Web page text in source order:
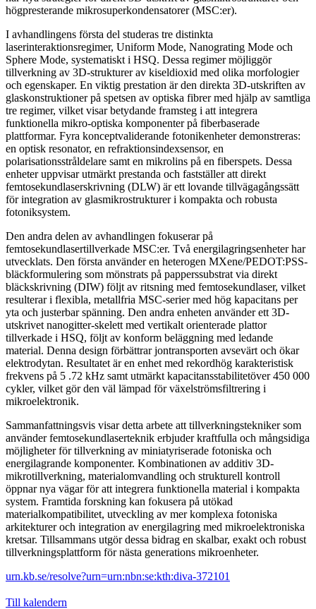
högpresterande mikrosuperkondensatorer (MSC:er).
I avhandlingens första del studeras tre distinkta
laserinteraktionsregimer, Uniform Mode, Nanograting Mode och
Sphere Mode, systematiskt i HSQ. Dessa regimer möjliggör
tillverkning av 3D-strukturer av kiseldioxid med olika morfologier
och egenskaper. En viktig prestation är den direkta 3D-utskriften av
glaskonstruktioner på spetsen av optiska fibrer med hjälp av samtliga
tre regimer, vilket visar betydande framsteg i att integrera
funktionella mikro-optiska komponenter på fiberbaserade
plattformar. Fyra konceptvaliderande fotonikenheter demonstreras:
en optisk resonator, en refraktionsindexsensor, en
polarisationsstråldelare samt en mikrolins på en fiberspets. Dessa
enheter uppvisar utmärkt prestanda och fastställer att direkt
femtosekundlaserskrivning (DLW) är ett lovande tillvägagångssätt
för integration av glasmikrostrukturer i kompakta och robusta
fotoniksystem.
Den andra delen av avhandlingen fokuserar på
femtosekundlasertillverkade MSC:er. Två energilagringsenheter har
utvecklats. Den första använder en heterogen MXene/PEDOT:PSS-
bläckformulering som mönstrats på papperssubstrat via direkt
bläckskrivning (DIW) följt av ritsning med femtosekundlaser, vilket
resulterar i flexibla, metallfria MSC-serier med hög kapacitans per
yta och justerbar spänning. Den andra enheten använder ett 3D-
utskrivet nanogitter-skelett med vertikalt orienterade plattor
tillverkade i HSQ, följt av konform beläggning med ledande
material. Denna design förbättrar jontransporten avsevärt och ökar
elektrodytan. Resultatet är en enhet med rekordhög karakteristisk
frekvens på 5 .72 kHz samt utmärkt kapacitansstabilitetöver 450 000
cykler, vilket gör den väl lämpad för växelströmsfiltrering i
mikroelektronik.
Sammanfattningsvis visar detta arbete att tillverkningstekniker som
använder femtosekundlaserteknik erbjuder kraftfulla och mångsidiga
möjligheter för tillverkning av miniatyriserade fotoniska och
energilagrande komponenter. Kombinationen av additiv 3D-
mikrotillverkning, materialomvandling och strukturell kontroll
öppnar nya vägar för att integrera funktionella material i kompakta
system. Framtida forskning kan fokusera på utökad
materialkompatibilitet, utveckling av mer komplexa fotoniska
arkitekturer och integration av energilagring med mikroelektroniska
kretsar. Tillsammans utgör dessa bidrag en skalbar, exakt och robust
tillverkningsplattform för nästa generations mikroenheter.
urn.kb.se/resolve?urn=urn:nbn:se:kth:diva-372101
Till kalendern